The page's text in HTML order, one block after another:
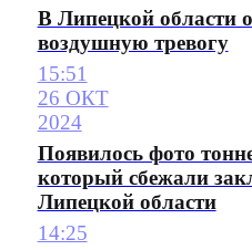
В Липецкой области
воздушную тревогу
15:51
26 ОКТ
2024
Появилось фото
который сбежали
Липецкой области
14:25